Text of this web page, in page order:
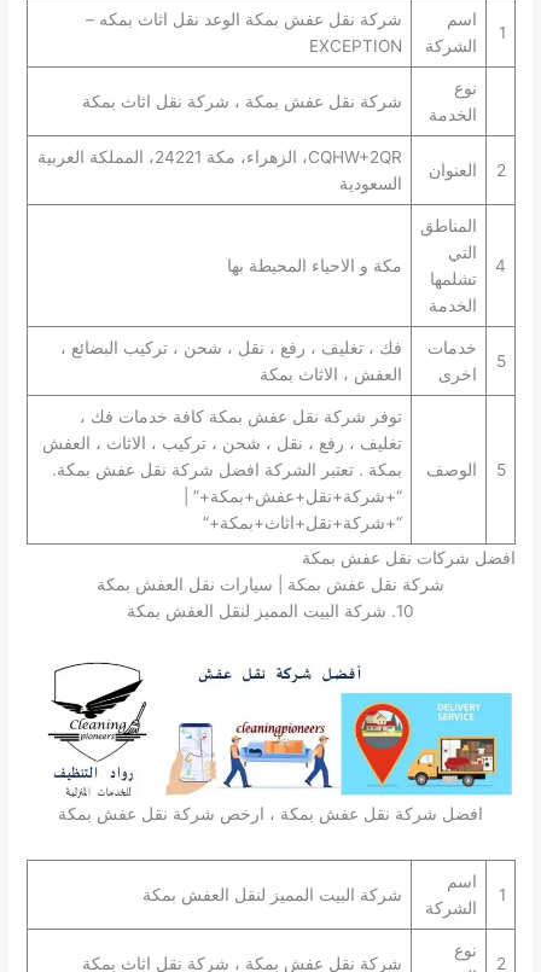
1
اسم
الشركة
شركة نقل عفش بمكة الوعد نقل اثاث بمكه –
EXCEPTION
نوع
الخدمة
شركة نقل عفش بمكة ، شركة نقل اثاث بمكة
2 العنوان
CQHW+2QR، الزهراء، مكة 24221، المملكة العربية
السعودية
4
المناطق
التي
تشلمها
الخدمة
مكة و الاحياء المحيطة بها
5
خدمات
اخرى
فك ، تغليف ، رفع ، نقل ، شحن ، تركيب البضائع ،
العفش ، الاثاث بمكة
5 الوصف
توفر شركة نقل عفش بمكة كافة خدمات فك ،
تغليف ، رفع ، نقل ، شحن ، تركيب ، الاثاث ، العفش
بمكة . تعتبر الشركة افضل شركة نقل عفش بمكة.
“+شركة+نقل+عفش+بمكة+” |
“+شركة+نقل+اثاث+بمكة+”
افضل شركات نقل عفش بمكة
شركة نقل عفش بمكة | سيارات نقل العفش بمكة
10. شركة البيت المميز لنقل العفش بمكة
افضل شركة نقل عفش بمكة ، ارخص شركة نقل عفش بمكة
1
اسم
الشركة
شركة البيت المميز لنقل العفش بمكة
2
نوع
شركة نقل عفش بمكة ، شركة نقل اثاث بمكة